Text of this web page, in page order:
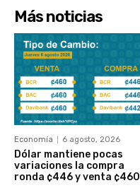
Más noticias
Economía 6 agosto, 2026
Dólar mantiene pocas
variaciones la compra
ronda ¢446 y venta ¢460